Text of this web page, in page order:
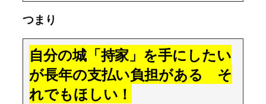
つまり
自分の城「持家」を手にしたい
が長年の支払い負担がある そ
れでもほしい！